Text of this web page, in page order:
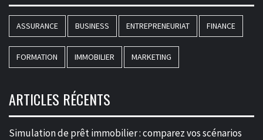
ASSURANCE BUSINESS ENTREPRENEURIAT FINANCE
FORMATION IMMOBILIER MARKETING
ARTICLES RÉCENTS
Simulation de prêt immobilier : comparez vos scénarios